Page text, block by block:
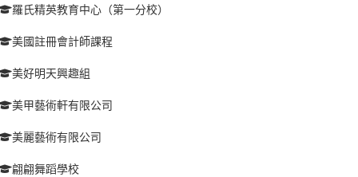
羅氏精英教育中心（第一分校）
美國註冊會計師課程
美好明天興趣組
美甲藝術軒有限公司
美麗藝術有限公司
翩翩舞蹈學校